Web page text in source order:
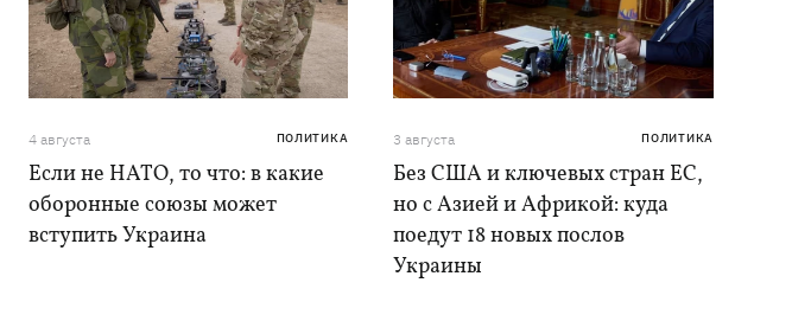
4 августа ПОЛИТИКА
Если не НАТО, то что: в какие
оборонные союзы может
вступить Украина
3 августа ПОЛИТИКА
Без США и ключевых стран ЕС,
но с Азией и Африкой: куда
поедут 18 новых послов
Украины